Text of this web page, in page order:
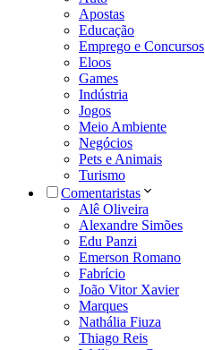
Apostas
Educação
Emprego e Concursos
Eloos
Games
Indústria
Jogos
Meio Ambiente
Negócios
Pets e Animais
Turismo
Comentaristas
Alê Oliveira
Alexandre Simões
Edu Panzi
Emerson Romano
Fabrício
João Vitor Xavier
Marques
Nathália Fiuza
Thiago Reis